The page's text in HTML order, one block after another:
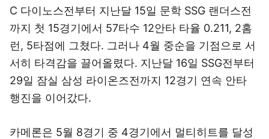
C 다이노스전부터 지난달 15일 문학 SSG 랜더스전
까지 첫 15경기에서 57타수 12안타 타율 0.211, 2홈
런, 5타점에 그쳤다. 그러나 4월 중순을 기점으로 서
서히 타격감을 끌어올렸다. 지난달 16일 SSG전부터
29일 잠실 삼성 라이온즈전까지 12경기 연속 안타
행진을 이어갔다.
카메론은 5월 8경기 중 4경기에서 멀티히트를 달성